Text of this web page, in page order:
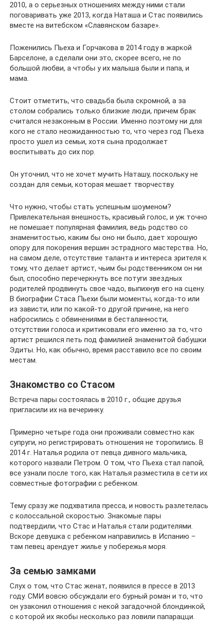
2010, а о серьезных отношениях между ними стали
поговаривать уже 2013, когда Наташа и Стас появились
вместе на витебском «Славянском базаре».
Поженились Пьеха и Горчакова в 2014 году в жаркой
Барселоне, а сделали они это, скорее всего, не по
большой любви, а чтобы у их малыша были и папа, и
мама.
Стоит отметить, что свадьба была скромной, а за
столом собрались только близкие люди, причем брак
считался незаконным в России. Именно поэтому ни для
кого не стало неожиданностью то, что через год Пьеха
просто ушел из семьи, хотя сына продолжает
воспитывать до сих пор.
Он уточнил, что не хочет мучить Наташу, поскольку не
создан для семьи, которая мешает творчеству.
Что нужно, чтобы стать успешным шоуменом?
Привлекательная внешность, красивый голос, и уж точно
не помешает популярная фамилия, ведь родство со
знаменитостью, каким бы оно ни было, дает хорошую
опору для покорения вершин эстрадного мастерства. Но,
на самом деле, отсутствие таланта и интереса зрителя к
тому, что делает артист, чьим бы родственником он ни
был, способно перечеркнуть все потуги звездных
родителей продвинуть свое чадо, выпихнув его на сцену.
В биографии Стаса Пьехи были моменты, когда-то или
из зависти, или по какой-то другой причине, на него
набросились с обвинениями в бесталанности,
отсутствии голоса и критиковали его именно за то, что
артист решился петь под фамилией знаменитой бабушки
Эдиты. Но, как обычно, время расставило все по своим
местам.
Знакомство со Стасом
Встреча пары состоялась в 2010 г., общие друзья
пригласили их на вечеринку.
Примерно четыре года они проживали совместно как
супруги, но регистрировать отношения не торопились. В
2014 г. Наталья родила от певца дивного мальчика,
которого назвали Петром. О том, что Пьеха стал папой,
все узнали после того, как Наталья разместила в сети их
совместные фотографии с ребенком.
Тему сразу же подхватила пресса, и новость разлетелась
с колоссальной скоростью. Знакомые пары
подтвердили, что Стас и Наталья стали родителями.
Вскоре девушка с ребенком направились в Испанию –
там певец арендует жилье у побережья моря.
За семью замками
Слух о том, что Стас женат, появился в прессе в 2013
году. СМИ вовсю обсуждали его бурный роман и то, что
он узаконил отношения с некой загадочной блондинкой,
с которой их якобы несколько раз ловили папарацци.